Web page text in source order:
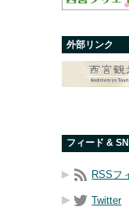
外部リンク
フィード &
RSSフ
Twitter